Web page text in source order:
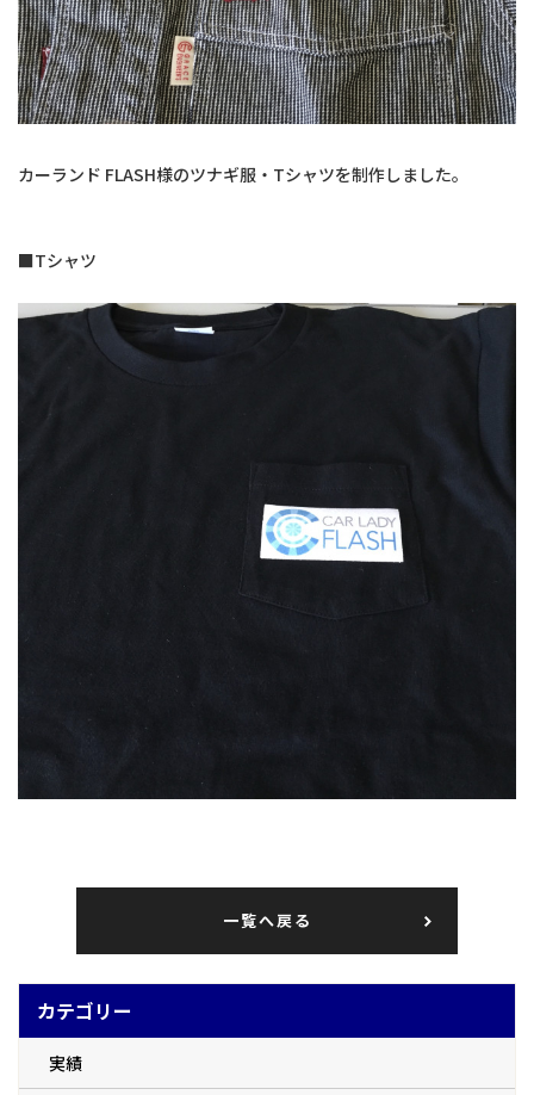
スポーツコンシェルジュ
オリジナルウェア・グッズ企画販売
会社概要
カテゴリー
実績
カーランド FLASH様のツナギ服・Tシャツを制作しました。
■Tシャツ
一覧へ戻る